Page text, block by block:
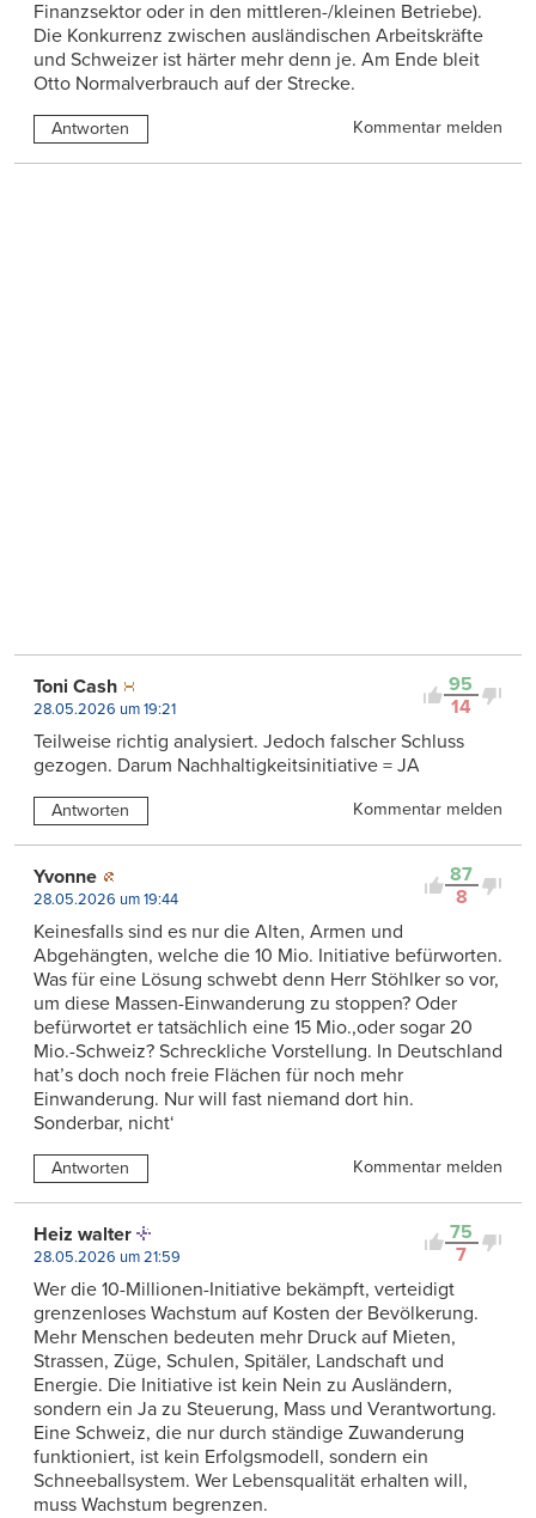
Finanzsektor oder in den mittleren-/kleinen Betriebe).
Die Konkurrenz zwischen ausländischen Arbeitskräfte
und Schweizer ist härter mehr denn je. Am Ende bleit
Otto Normalverbrauch auf der Strecke.
Antworten Kommentar melden
95
14
Toni Cash
28.05.2026 um 19:21
Teilweise richtig analysiert. Jedoch falscher Schluss
gezogen. Darum Nachhaltigkeitsinitiative = JA
Antworten Kommentar melden
87
8
Yvonne
28.05.2026 um 19:44
Keinesfalls sind es nur die Alten, Armen und
Abgehängten, welche die 10 Mio. Initiative befürworten.
Was für eine Lösung schwebt denn Herr Stöhlker so vor,
um diese Massen-Einwanderung zu stoppen? Oder
befürwortet er tatsächlich eine 15 Mio.,oder sogar 20
Mio.-Schweiz? Schreckliche Vorstellung. In Deutschland
hat’s doch noch freie Flächen für noch mehr
Einwanderung. Nur will fast niemand dort hin.
Sonderbar, nicht‘
Antworten Kommentar melden
75
7
Heiz walter
28.05.2026 um 21:59
Wer die 10-Millionen-Initiative bekämpft, verteidigt
grenzenloses Wachstum auf Kosten der Bevölkerung.
Mehr Menschen bedeuten mehr Druck auf Mieten,
Strassen, Züge, Schulen, Spitäler, Landschaft und
Energie. Die Initiative ist kein Nein zu Ausländern,
sondern ein Ja zu Steuerung, Mass und Verantwortung.
Eine Schweiz, die nur durch ständige Zuwanderung
funktioniert, ist kein Erfolgsmodell, sondern ein
Schneeballsystem. Wer Lebensqualität erhalten will,
muss Wachstum begrenzen.